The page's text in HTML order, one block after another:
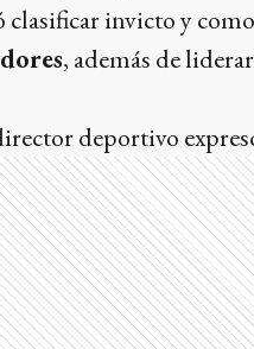
invicto y
, además de
deportivo